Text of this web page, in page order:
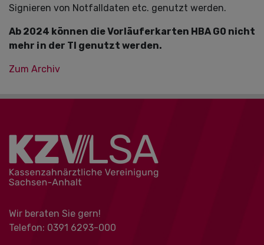
Signieren von Notfalldaten etc. genutzt werden.
Ab 2024 können die Vorläuferkarten HBA G0 nicht
mehr in der TI genutzt werden.
Zum Archiv
Wir beraten Sie gern!
Telefon: 0391 ‍6293-000